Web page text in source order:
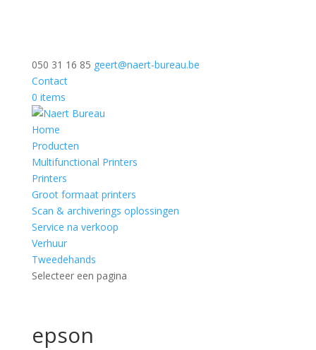
050 31 16 85 geert@naert-bureau.be
Contact
0 items
Home
Producten
Multifunctional Printers
Printers
Groot formaat printers
Scan & archiverings oplossingen
Service na verkoop
Verhuur
Tweedehands
Selecteer een pagina
epson